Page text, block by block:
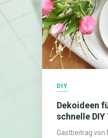
DIY
Dekoideen
schnelle
Gastbeitrag von